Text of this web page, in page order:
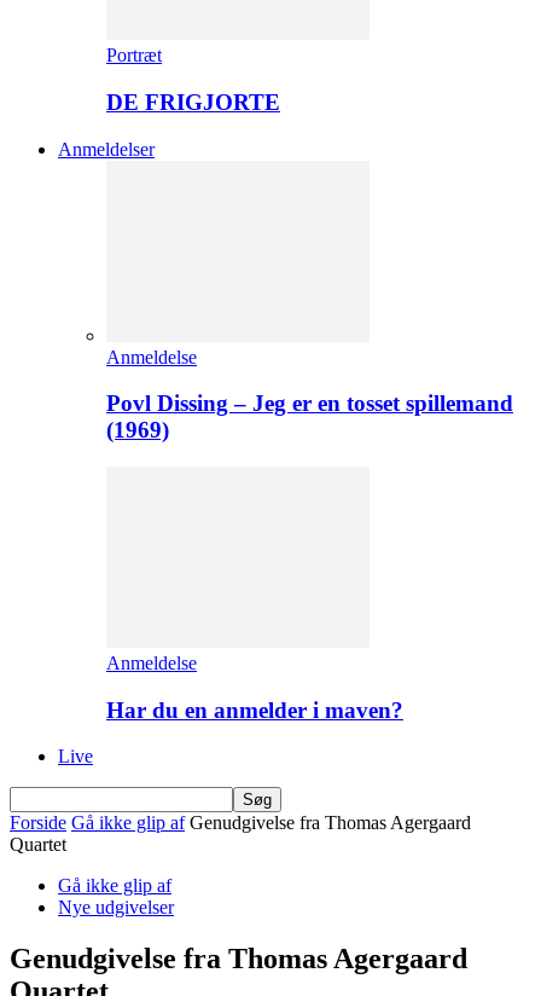
Portræt
DE FRIGJORTE
Anmeldelser
Anmeldelse
Povl Dissing – Jeg er en tosset spillemand
(1969)
Anmeldelse
Har du en anmelder i maven?
Live
Forside Gå ikke glip af Genudgivelse fra Thomas Agergaard
Quartet
Gå ikke glip af
Nye udgivelser
Genudgivelse fra Thomas Agergaard